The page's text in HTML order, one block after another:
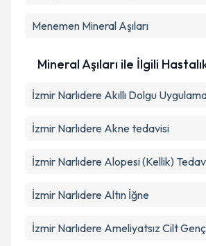
Menemen Mineral Aşıları
Mineral Aşıları ile İlgili
İzmir Narlıdere Akıllı Dolgu
İzmir Narlıdere Akne tedavisi
İzmir Narlıdere Alopesi (Kellik)
İzmir Narlıdere Altın İğne
İzmir Narlıdere Ameliyatsız Cilt